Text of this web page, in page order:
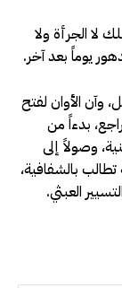
لا الجرأة ولا
يوماً بعد آخر.
وآن الأوان لفتح
بدءاً من
وصولاً إلى
بالشفافية،
العبثي.